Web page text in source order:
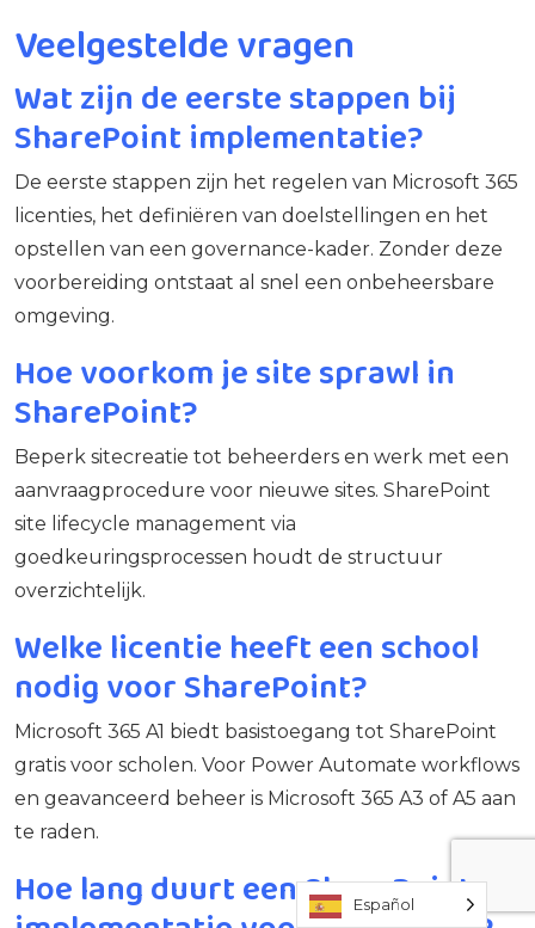
Veelgestelde vragen
Wat zijn de eerste stappen bij
SharePoint implementatie?
De eerste stappen zijn het regelen van Microsoft 365
licenties, het definiëren van doelstellingen en het
opstellen van een governance-kader. Zonder deze
voorbereiding ontstaat al snel een onbeheersbare
omgeving.
Hoe voorkom je site sprawl in
SharePoint?
Beperk sitecreatie tot beheerders en werk met een
aanvraagprocedure voor nieuwe sites. SharePoint
site lifecycle management via
goedkeuringsprocessen houdt de structuur
overzichtelijk.
Welke licentie heeft een school
nodig voor SharePoint?
Microsoft 365 A1 biedt basistoegang tot SharePoint
gratis voor scholen. Voor Power Automate workflows
en geavanceerd beheer is Microsoft 365 A3 of A5 aan
te raden.
Hoe lang duurt een SharePoint-
Español